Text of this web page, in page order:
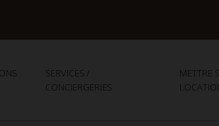
SERVICES /
CONCIERGERIES
METTRE